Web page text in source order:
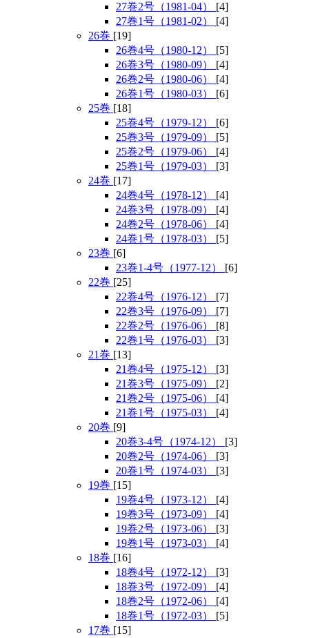
27巻2号（1981-04） [4]
27巻1号（1981-02） [4]
26巻 [19]
26巻4号（1980-12） [5]
26巻3号（1980-09） [4]
26巻2号（1980-06） [4]
26巻1号（1980-03） [6]
25巻 [18]
25巻4号（1979-12） [6]
25巻3号（1979-09） [5]
25巻2号（1979-06） [4]
25巻1号（1979-03） [3]
24巻 [17]
24巻4号（1978-12） [4]
24巻3号（1978-09） [4]
24巻2号（1978-06） [4]
24巻1号（1978-03） [5]
23巻 [6]
23巻1-4号（1977-12） [6]
22巻 [25]
22巻4号（1976-12） [7]
22巻3号（1976-09） [7]
22巻2号（1976-06） [8]
22巻1号（1976-03） [3]
21巻 [13]
21巻4号（1975-12） [3]
21巻3号（1975-09） [2]
21巻2号（1975-06） [4]
21巻1号（1975-03） [4]
20巻 [9]
20巻3-4号（1974-12） [3]
20巻2号（1974-06） [3]
20巻1号（1974-03） [3]
19巻 [15]
19巻4号（1973-12） [4]
19巻3号（1973-09） [4]
19巻2号（1973-06） [3]
19巻1号（1973-03） [4]
18巻 [16]
18巻4号（1972-12） [3]
18巻3号（1972-09） [4]
18巻2号（1972-06） [4]
18巻1号（1972-03） [5]
17巻 [15]